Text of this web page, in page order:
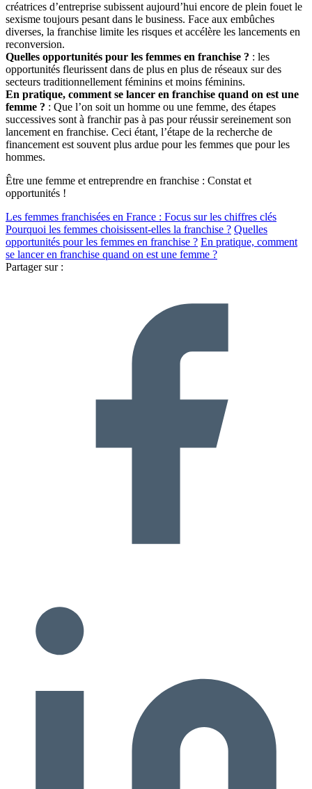
créatrices d’entreprise subissent aujourd’hui encore de plein fouet le
sexisme toujours pesant dans le business. Face aux embûches
diverses, la franchise limite les risques et accélère les lancements en
reconversion.
Quelles opportunités pour les femmes en franchise ? : les
opportunités fleurissent dans de plus en plus de réseaux sur des
secteurs traditionnellement féminins et moins féminins.
En pratique, comment se lancer en franchise quand on est une
femme ? : Que l’on soit un homme ou une femme, des étapes
successives sont à franchir pas à pas pour réussir sereinement son
lancement en franchise. Ceci étant, l’étape de la recherche de
financement est souvent plus ardue pour les femmes que pour les
hommes.
Être une femme et entreprendre en franchise : Constat et
opportunités !
Les femmes franchisées en France : Focus sur les chiffres clés
Pourquoi les femmes choisissent-elles la franchise ? Quelles
opportunités pour les femmes en franchise ? En pratique, comment
se lancer en franchise quand on est une femme ?
Partager sur :